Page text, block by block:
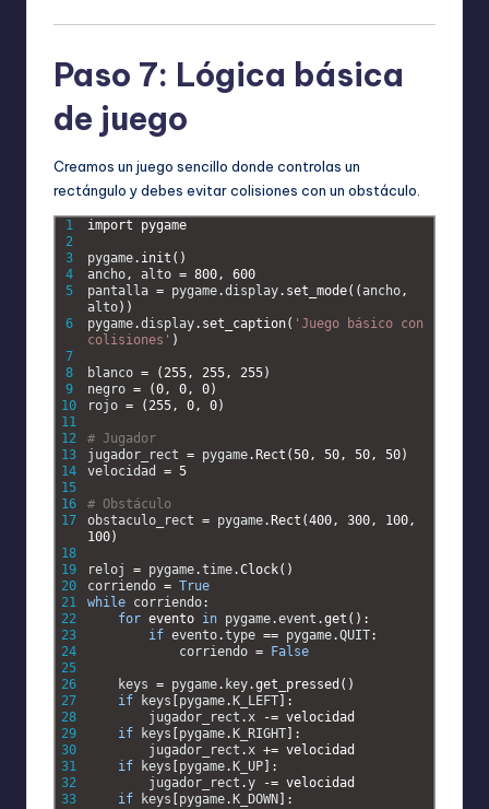
Paso 7: Lógica básica
de juego
Creamos un juego sencillo donde controlas un
rectángulo y debes evitar colisiones con un obstáculo.
1
2
3
4
5
6
7
8
9
10
11
12
13
14
15
16
17
18
19
20
21
22
23
24
25
26
27
28
29
30
31
32
33
import pygame
pygame. init ( )
ancho, alto = 800,
600
pantalla = pygame.display. set_mode( (ancho,
alto) )
pygame.display. set_caption( 'Juego básico con
colisiones' )
blanco = ( 255, 255, 255)
negro = (0, 0, 0)
rojo = ( 255, 0, 0)
# Jugador
jugador_rect = pygame. Rect (50, 50, 50, 50)
velocidad
= 5
# Obstáculo
obstaculo_rect = pygame. Rect (400, 300, 100,
100)
reloj = pygame.time.Clock( )
corriendo = True
while corriendo:
for evento in pygame.event .get ( ) :
if evento.type == pygame.QUIT:
corriendo = False
keys = pygame. key.get_pressed ( )
if
keys pygame. K_LEFT
:
jugador_rect .x -= velocidad
if
keys pygame. K_RIGHT
:
jugador_rect .x += velocidad
if
keys pygame. K_UP
:
jugador_rect .y -= velocidad
if
keys pygame. K_DOWN
: